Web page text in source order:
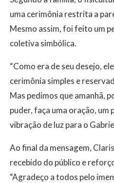
uma cerimônia restrita a
Mesmo assim, foi feito um
coletiva simbólica.
“Como era de seu desejo,
cerimônia simples e
Mas pedimos que amanhã,
puder, faça uma oração, um
vibração de luz para o
Ao final da mensagem,
recebido do público e
“Agradeço a todos pelo